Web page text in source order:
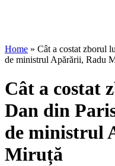
Home » Cât a costat zborul
de ministrul Apărării, Radu
Cât a costat
Dan din
de ministrul
Miruță